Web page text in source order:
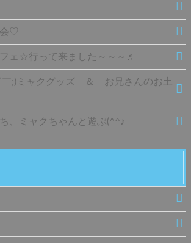
会♡
ェ☆行って来ました～～～♬
￣;)ミャクグッズ ＆ お兄さんのお土
、ミャクちゃんと遊ぶ(^^♪